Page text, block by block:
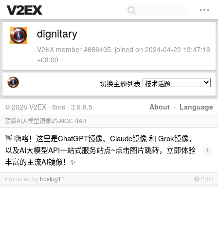
dignitary
V2EX member #686405, joined on 2024-04-23 13:47:16
+08:00
切换主题列表
About · Language
© 2026 V2EX · 8ms · 3.9.8.5
顶级AI大模型镜像站-AIGC.BAR
👋 嗨咯！这里是ChatGPT镜像、Claude镜像 和 Grok镜像，
以及AI大模型API一站式服务站点~点击图片跳转，立即体验
丰富的主流AI镜像！✨
›
Promoted byfrostpg11 PRO